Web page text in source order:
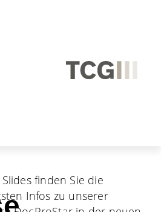
finden Sie die
Infos zu unserer